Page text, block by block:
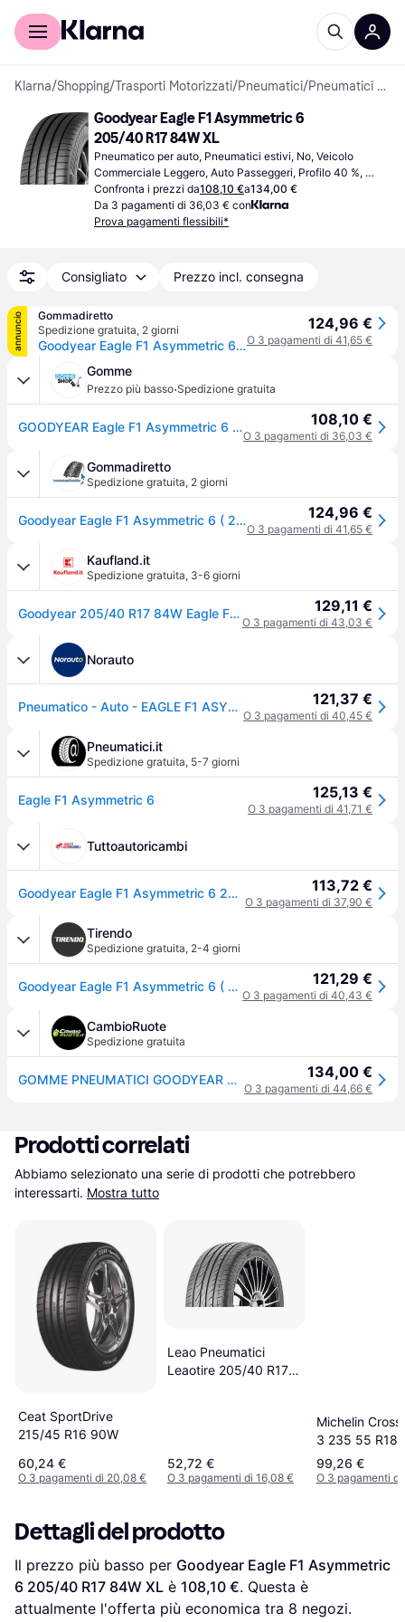
Per il tuo shopping
Klarna/Shopping/Trasporti Motorizzati/Pneumatici/ Pneumatici per auto
Goodyear Eagle F1 Asymmetric 6
205/40 R17 84W XL
Pneumatico per auto, Pneumatici estivi, No, Veicolo
Commerciale Leggero, Auto Passeggeri, Profilo 40 %,
Indice di Velocità W (270 km/h)
Confronta i prezzi da108,10 €a134,00 €
Da 3 pagamenti di 36,03 € con
Prova pagamenti flessibili*
Consigliato Prezzo incl. consegna
annuncio
Gommadiretto
Spedizione gratuita, 2 giorni
Goodyear Eagle F1 Asymmetric 6 ( 205/40 R17 84W XL EVR, con protezione del cerchio (MFS) )
124,96 €
O 3 pagamenti di 41,65 €
Gomme
Prezzo più basso·Spedizione gratuita
GOODYEAR Eagle F1 Asymmetric 6 205/40 R17 84W XL Estate 108,10 €
O 3 pagamenti di 36,03 €
Gommadiretto
Spedizione gratuita, 2 giorni
Goodyear Eagle F1 Asymmetric 6 ( 205/40 R17 84W XL EVR, con protezione del cerchio (MFS) ) 124,96 €
O 3 pagamenti di 41,65 €
Kaufland.it
Spedizione gratuita, 3-6 giorni
Goodyear 205/40 R17 84W Eagle F1 Asimmetrico 5 Xl 129,11 €
O 3 pagamenti di 43,03 €
Norauto
Pneumatico - Auto - EAGLE F1 ASYMMETRIC 6 - Goodyear - 205-40-17-84-W 121,37 €
O 3 pagamenti di 40,45 €
Pneumatici.it
Spedizione gratuita, 5-7 giorni
Eagle F1 Asymmetric 6 125,13 €
O 3 pagamenti di 41,71 €
Tuttoautoricambi
Goodyear Eagle F1 Asymmetric 6 205/40 R17 84W auto Pneumatici estivi Pneumatici 581454 113,72 €
O 3 pagamenti di 37,90 €
Tirendo
Spedizione gratuita, 2-4 giorni
Goodyear Eagle F1 Asymmetric 6 ( 205/40 R17 84W XL EVR, con protezione del cerchio (MFS) ) 121,29 €
O 3 pagamenti di 40,43 €
CambioRuote
Spedizione gratuita
GOMME PNEUMATICI GOODYEAR 205/40 R17 84W EAGLE F1 ASYMMETRIC 5 XL 134,00 €
O 3 pagamenti di 44,66 €
Prodotti correlati
Abbiamo selezionato una serie di prodotti che potrebbero
interessarti. Mostra tutto
Ceat SportDrive
215/45 R16 90W
60,24 €
O 3 pagamenti di 20,08 €
Leao Pneumatici
Leaotire 205/40 R17
52,72 €
O 3 pagamenti di 16,08 €
Michelin
3 235 55 R18
Auto
99,26 €
O 3 pagamenti
Dettagli del prodotto
Il prezzo più basso per Goodyear Eagle F1 Asymmetric
6 205/40 R17 84W XL è 108,10 €. Questa è
attualmente l'offerta più economica tra 8 negozi.